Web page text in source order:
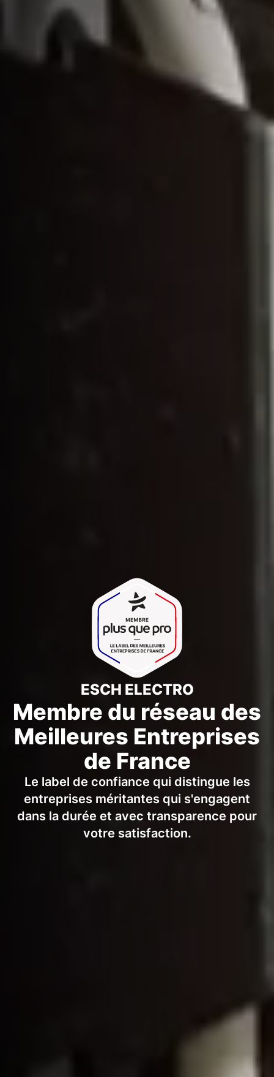
ESCH ELECTRO
Membre du réseau des
Meilleures Entreprises
de France
Le label de confiance qui distingue les
entreprises méritantes qui s'engagent
dans la durée et avec transparence pour
votre satisfaction.